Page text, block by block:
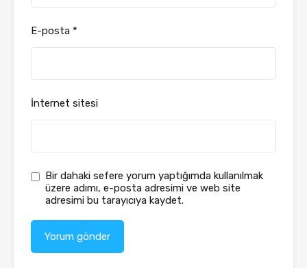
E-posta *
İnternet sitesi
Bir dahaki sefere yorum yaptığımda kullanılmak
üzere adımı, e-posta adresimi ve web site
adresimi bu tarayıcıya kaydet.